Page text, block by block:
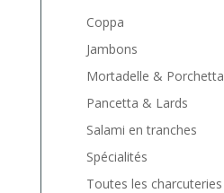
Coppa
Jambons
Mortadelle & Porchetta
Pancetta & Lards
Salami en tranches
Spécialités
Toutes les charcuteries